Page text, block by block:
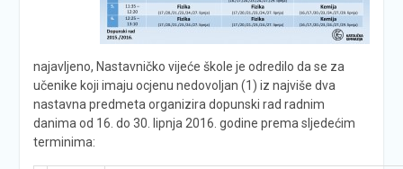
najavljeno, Nastavničko vijeće škole je odredilo da se za
učenike koji imaju ocjenu nedovoljan (1) iz najviše dva
nastavna predmeta organizira dopunski rad radnim
danima od 16. do 30. lipnja 2016. godine prema sljedećim
terminima: